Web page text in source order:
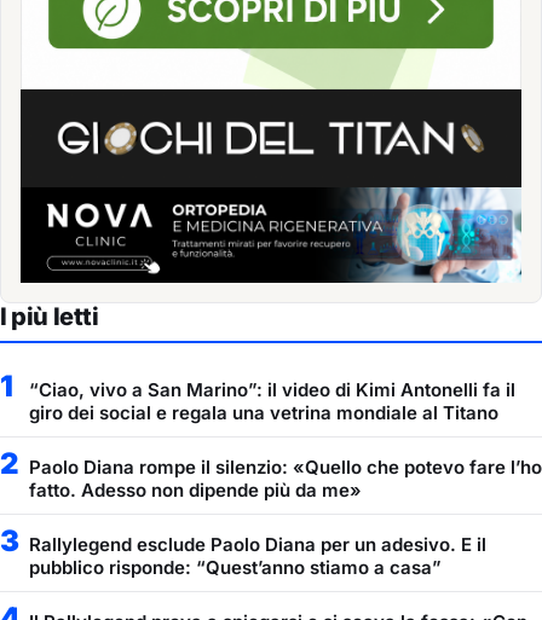
I più letti
1
“Ciao, vivo a San Marino”: il video di Kimi Antonelli fa il
giro dei social e regala una vetrina mondiale al Titano
2 Paolo Diana rompe il silenzio: «Quello che potevo fare l’ho
fatto. Adesso non dipende più da me»
3 Rallylegend esclude Paolo Diana per un adesivo. E il
pubblico risponde: “Quest’anno stiamo a casa”